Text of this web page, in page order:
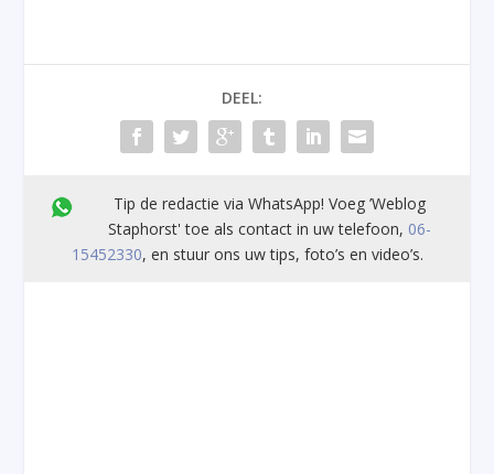
DEEL:
Tip de redactie via WhatsApp! Voeg ’Weblog
Staphorst' toe als contact in uw telefoon, 06-
15452330, en stuur ons uw tips, foto’s en video’s.